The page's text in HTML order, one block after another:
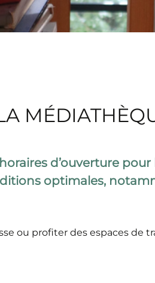
d’ouverture pour
optimales,
ou profiter des espaces de